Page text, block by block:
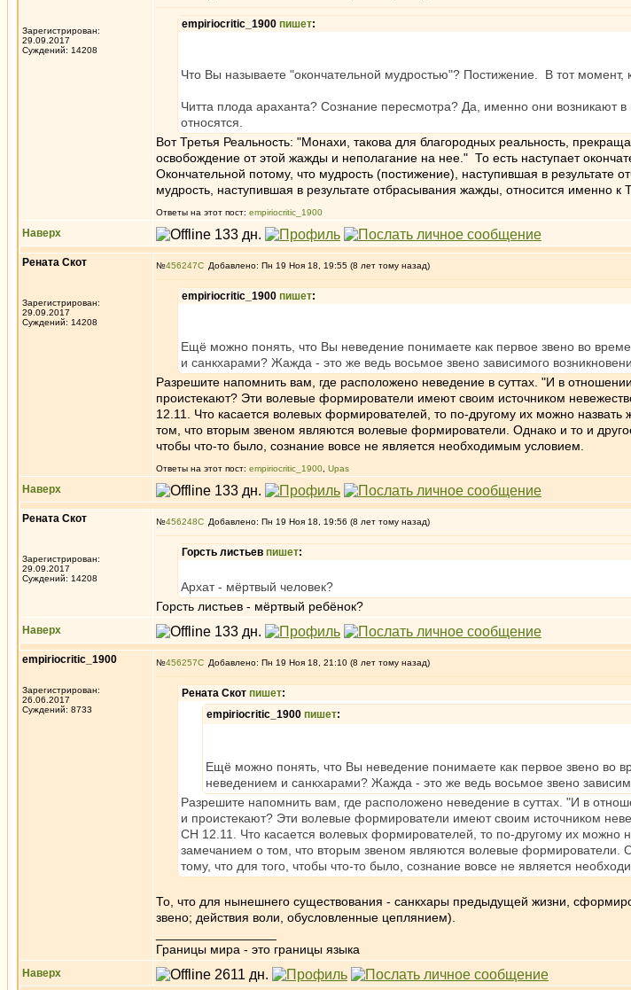
Зарегистрирован:
29.09.2017
Суждений: 14208
empiriocritic_1900 пишет:
Что Вы называете "окончательной мудростью"? Постижение. В тот момент,
Читта плода араханта? Сознание пересмотра? Да, именно они
относятся.
Вот Третья Реальность: "Монахи, такова для благородных реальность,
освобождение от этой жажды и неполагание на нее." То есть наступает
Окончательной потому, что мудрость (постижение), наступившая в
мудрость, наступившая в результате отбрасывания жажды, относится именно к
Ответы на этот пост: empiriocritic_1900
Наверх
Рената Скот
Зарегистрирован:
29.09.2017
Суждений: 14208
№456247 Добавлено: Пн 19 Ноя 18, 19:55 (8 лет тому назад)
empiriocritic_1900 пишет:
Ещё можно понять, что Вы неведение понимаете как первое звено во
и санкхарами? Жажда - это же ведь восьмое звено зависимого
Разрешите напомнить вам, где расположено неведение в суттах. "И в
проистекают? Эти волевые формирователи имеют своим источником
12.11. Что касается волевых формирователей, то по-другому их можно
том, что вторым звеном являются волевые формирователи. Однако и то и
чтобы что-то было, сознание вовсе не является необходимым условием.
Ответы на этот пост: empiriocritic_1900 Upas
Наверх
Рената Скот
Зарегистрирован:
29.09.2017
Суждений: 14208
№456248 Добавлено: Пн 19 Ноя 18, 19:56 (8 лет тому назад)
Горсть листьев пишет:
Архат - мёртвый человек?
Горсть листьев - мёртвый ребёнок?
Наверх
empiriocritic_1900
Зарегистрирован:
26.06.2017
Суждений: 8733
№456257 Добавлено: Пн 19 Ноя 18, 21:10 (8 лет тому назад)
Рената Скот пишет:
empiriocritic_1900 пишет:
Ещё можно понять, что Вы неведение понимаете как первое звено во
неведением и санкхарами? Жажда - это же ведь восьмое звено
Разрешите напомнить вам, где расположено неведение в суттах. "И в
и проистекают? Эти волевые формирователи имеют своим источником
СН 12.11. Что касается волевых формирователей, то по-другому их можно
замечанием о том, что вторым звеном являются волевые
тому, что для того, чтобы что-то было, сознание вовсе не является
То, что для нынешнего существования - санкхары предыдущей жизни,
звено; действия воли, обусловленные цеплянием).
Границы мира - это границы языка
Наверх